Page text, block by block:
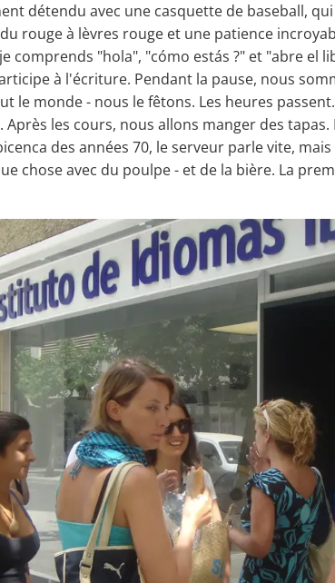
détendu avec une casquette de baseball,
rouge à lèvres rouge et une patience
"hola", "cómo estás ?" et "abre el
à l'écriture. Pendant la pause, nous
le monde - nous le fêtons. Les heures
Après les cours, nous allons manger des
des années 70, le serveur parle vite,
chose avec du poulpe - et de la bière. La